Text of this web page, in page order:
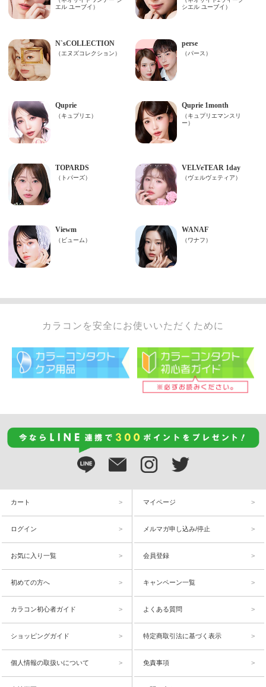
カラコンを安全にお使いいただくために
カート マイページ
ログイン メルマガ申し込み/停止
お気に入り一覧 会員登録
初めての方へ キャンペーン一覧
カラコン初心者ガイド よくある質問
ショッピングガイド 特定商取引法に基づく表示
個人情報の取扱いについて 免責事項